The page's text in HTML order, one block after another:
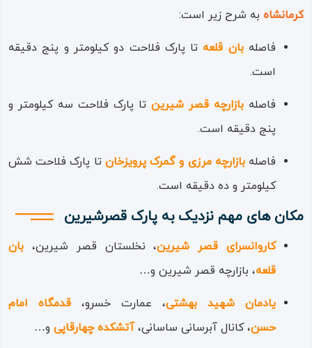
روبروی پایانه مسافربری راه کربلا در محور قصر شیرین به سرپل‌
تاریخی شهرستان محسوب می‌شود.
آسان بوده و خود پارک نیز امکانات پارک خودرو و مسیر خودرو را
دارد؛ رودخانه معروف الوند (یا حه‌لوه‌ن/حلوان) در پشت تپه‌های
فلاحت در جریان است و دو کناره آن مملو از بیشه‌ها و پوشش
طبیعی گیاهی است.
کرمانشاه به شرح زیر است:
فاصلهبان قلعه تا پارک فلاحت دو کیلومتر و پنج دقیقه
است.
فاصله بازارچه قصر شیرین تا پارک فلاحت سه کیلومتر و
پنج دقیقه است.
فاصلهبازارچه مرزی و گمرک پرویزخان تا پارک فلاحت شش
کیلومتر و ده دقیقه است.
مکان های مهم نزدیک به پارک قصرشیرین
کاروانسرای قصر شیرین، نخلستان قصر شیرین، بان
قلعه، بازارچه قصر شیرین و…
یادمان شهید بهشتی، عمارت خسرو، قدمگاه امام
حسن، کانال آبرسانی ساسانی،آتشکده چهارقاپی و…